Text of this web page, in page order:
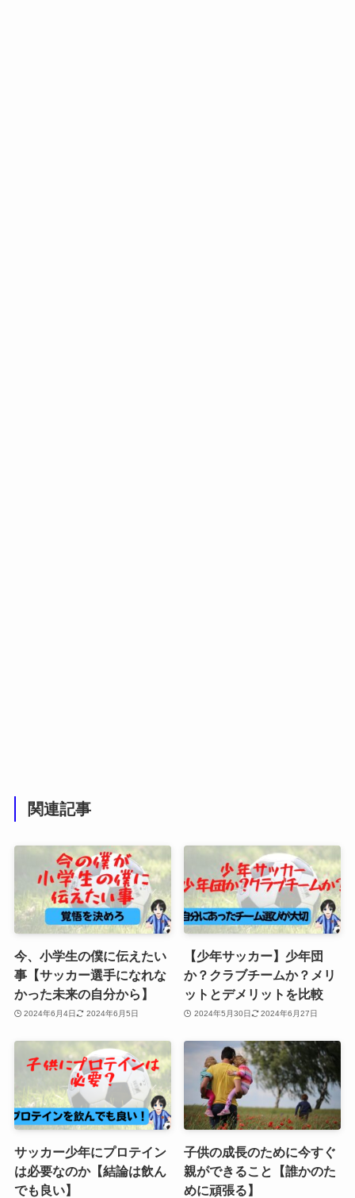
関連記事
今、小学生の僕に伝えたい
事【サッカー選手になれな
かった未来の自分から】
2024年6月4日 2024年6月5日
【少年サッカー】少年団
か？クラブチームか？メリ
ットとデメリットを比較
2024年5月30日 2024年6月27日
サッカー少年にプロテイン
は必要なのか【結論は飲ん
でも良い】
子供の成長のために今すぐ
親ができること【誰かのた
めに頑張る】